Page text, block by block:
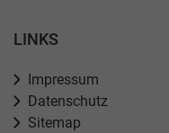
LINKS
Impressum
Datenschutz
Sitemap